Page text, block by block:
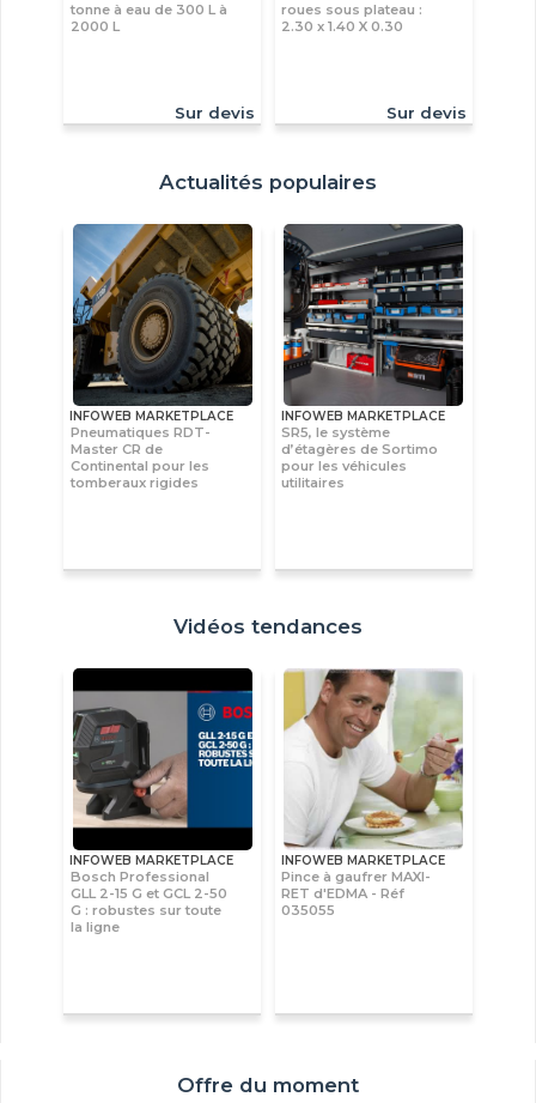
tonne à eau de 300 L à
2000 L
Sur devis
roues sous plateau :
2.30 x 1.40 X 0.30
Sur devis
Actualités populaires
INFOWEB MARKETPLACE
Pneumatiques RDT-
Master CR de
Continental pour les
tomberaux rigides
INFOWEB MARKETPLACE
SR5, le système
d’étagères de Sortimo
pour les véhicules
utilitaires
Vidéos tendances
INFOWEB MARKETPLACE
Bosch Professional
GLL 2-15 G et GCL 2-50
G : robustes sur toute
la ligne
INFOWEB MARKETPLACE
Pince à gaufrer MAXI-
RET d'EDMA - Réf
035055
Offre du moment